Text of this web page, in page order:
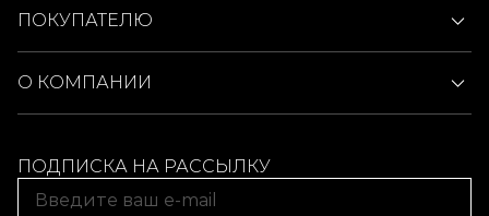
ПОКУПАТЕЛЮ
О КОМПАНИИ
ПОДПИСКА НА РАССЫЛКУ